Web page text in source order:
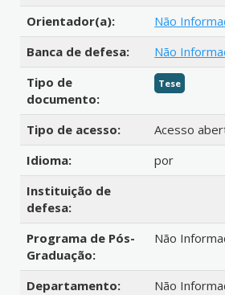
Orientador(a):
Não
Banca de defesa:
Não
Tipo de
documento:
Tese
Tipo de acesso:
Acesso
Idioma:
por
Instituição de
defesa:
Programa de Pós-
Graduação:
Não
Departamento:
Não